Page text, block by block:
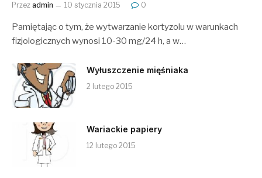
Przez admin 10 stycznia 2015 0
Pamiętając o tym, że wytwarzanie kortyzolu w warunkach
fizjologicznych wynosi 10-30 mg/24 h, a w…
Wyłuszczenie mięśniaka
2 lutego 2015
Wariackie papiery
12 lutego 2015